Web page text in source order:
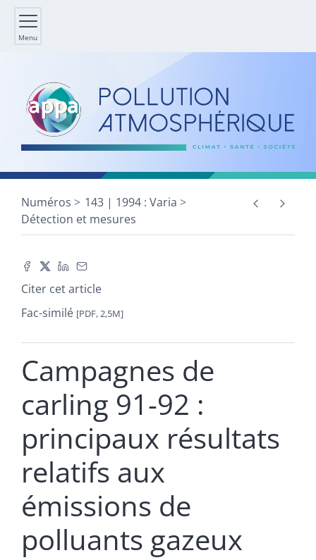
Menu
Numéros
143 | 1994 : Varia
Détection et mesures
Citer cet article
Fac-similé [PDF, 2,5M]
Campagnes de
carling 91-92 :
principaux résultats
relatifs aux
émissions de
polluants gazeux